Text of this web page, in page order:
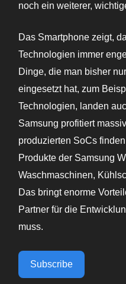
noch ein weiterer,
Das Smartphone zeigt,
Technologien immer
Dinge, die man bisher
eingesetzt hat, zum
Technologien, landen
Samsung profitiert
produzierten SoCs
Produkte der Samsung
Waschmaschinen,
Das bringt enorme
Partner für die
muss.
Subscribe